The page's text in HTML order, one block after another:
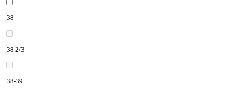
38
38 2/3
38-39